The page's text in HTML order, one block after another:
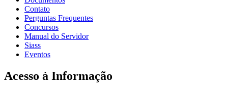
Contato
Perguntas Frequentes
Concursos
Manual do Servidor
Siass
Eventos
Acesso à Informação